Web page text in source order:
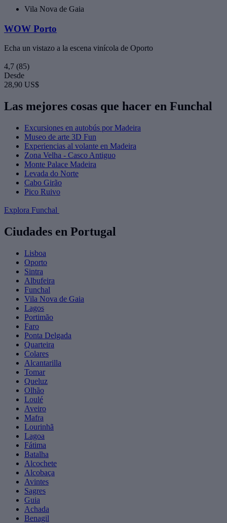
Vila Nova de Gaia
WOW Porto
Echa un vistazo a la escena vinícola de Oporto
4,7 (85)
Desde
28,90 US$
Las mejores cosas que hacer en Funchal
Excursiones en autobús por Madeira
Museo de arte 3D Fun
Experiencias al volante en Madeira
Zona Velha - Casco Antiguo
Monte Palace Madeira
Levada do Norte
Cabo Girão
Pico Ruivo
Explora Funchal
Ciudades en Portugal
Lisboa
Oporto
Sintra
Albufeira
Funchal
Vila Nova de Gaia
Lagos
Portimão
Faro
Ponta Delgada
Quarteira
Colares
Alcantarilla
Tomar
Queluz
Olhão
Loulé
Aveiro
Mafra
Lourinhã
Lagoa
Fátima
Batalha
Alcochete
Alcobaça
Avintes
Sagres
Guia
Achada
Benagil